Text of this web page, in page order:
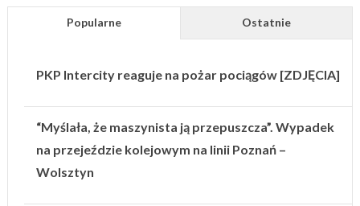
Popularne Ostatnie
PKP Intercity reaguje na pożar pociągów [ZDJĘCIA]
“Myślała, że maszynista ją przepuszcza”. Wypadek
na przejeździe kolejowym na linii Poznań –
Wolsztyn